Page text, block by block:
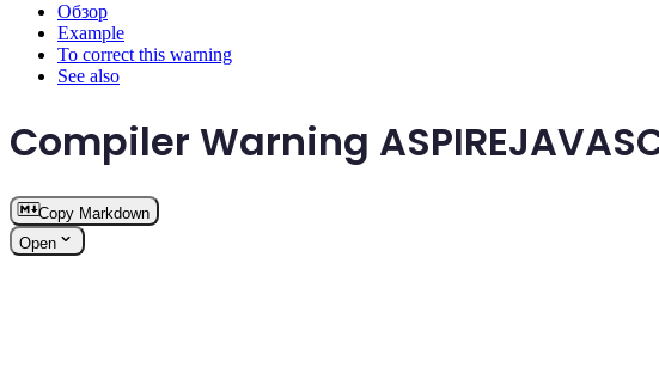
Обзор
Example
To correct this warning
See also
Compiler Warning
Copy Markdown
Open